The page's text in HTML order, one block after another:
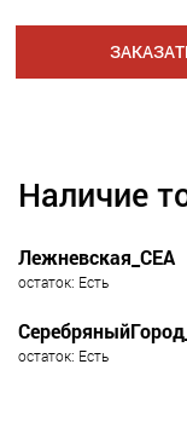
Наличие
Лежневская_СЕА
остаток: Есть
остаток: Есть